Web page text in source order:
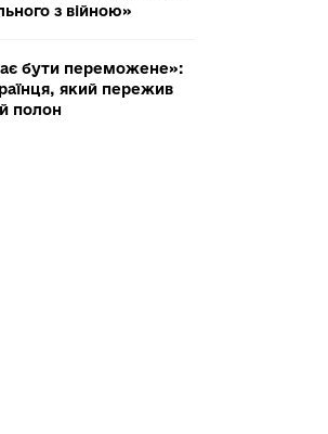
з війною»
бути переможене»:
який пережив
полон